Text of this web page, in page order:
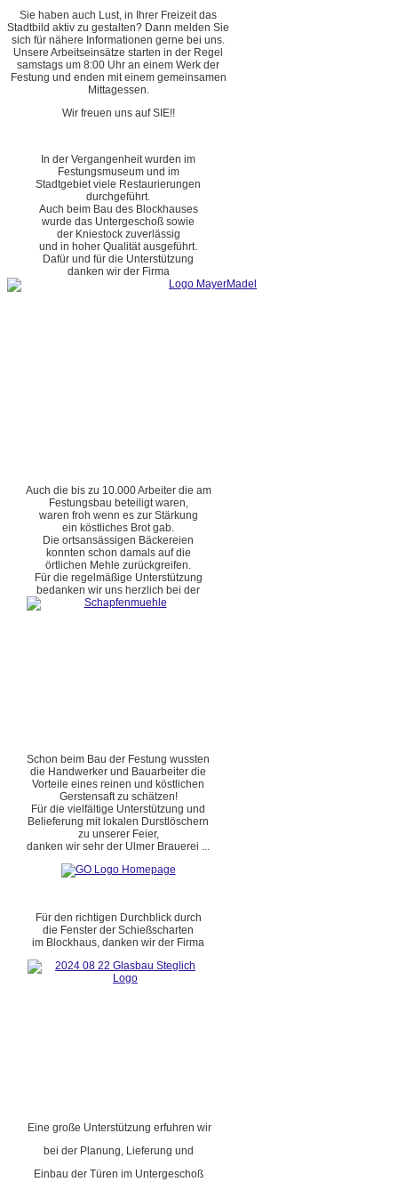
Sie haben auch Lust, in Ihrer Freizeit das
Stadtbild aktiv zu gestalten? Dann melden Sie
sich für nähere Informationen gerne bei uns.
Unsere Arbeitseinsätze starten in der Regel
samstags um 8:00 Uhr an einem Werk der
Festung und enden mit einem gemeinsamen
Mittagessen.
Wir freuen uns auf SIE!!
In der Vergangenheit wurden im
Festungsmuseum und im
Stadtgebiet viele Restaurierungen
durchgeführt.
Auch beim Bau des Blockhauses
wurde das Untergeschoß sowie
der Kniestock zuverlässig
und in hoher Qualität ausgeführt.
Dafür und für die Unterstützung
danken wir der Firma
Auch die bis zu 10.000 Arbeiter die am
Festungsbau beteiligt waren,
waren froh wenn es zur Stärkung
ein köstliches Brot gab.
Die ortsansässigen Bäckereien
konnten schon damals auf die
örtlichen Mehle zurückgreifen.
Für die regelmäßige Unterstützung
bedanken wir uns herzlich bei der
Schon beim Bau der Festung wussten
die Handwerker und Bauarbeiter die
Vorteile eines reinen und köstlichen
Gerstensaft zu schätzen!
Für die vielfältige Unterstützung und
Belieferung mit lokalen Durstlöschern
zu unserer Feier,
danken wir sehr der Ulmer Brauerei ...
Für den richtigen Durchblick durch
die Fenster der Schießscharten
im Blockhaus, danken wir der Firma
Eine große Unterstützung erfuhren wir
bei der Planung, Lieferung und
Einbau der Türen im Untergeschoß